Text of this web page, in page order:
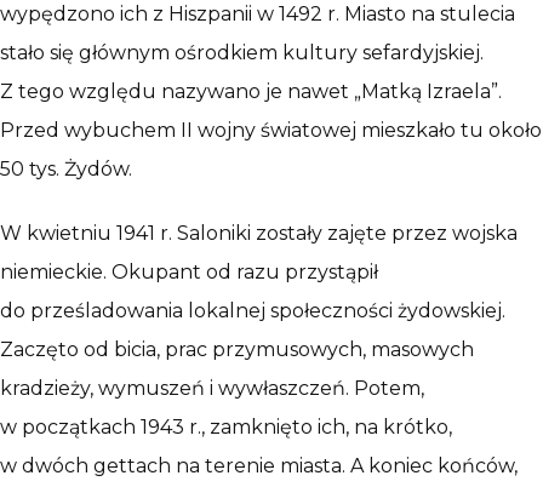
wypędzono ich z Hiszpanii w 1492 r. Miasto na stulecia
stało się głównym ośrodkiem kultury sefardyjskiej.
Z tego względu nazywano je nawet „Matką Izraela”.
Przed wybuchem II wojny światowej mieszkało tu około
50 tys. Żydów.
W kwietniu 1941 r. Saloniki zostały zajęte przez wojska
niemieckie. Okupant od razu przystąpił
do prześladowania lokalnej społeczności żydowskiej.
Zaczęto od bicia, prac przymusowych, masowych
kradzieży, wymuszeń i wywłaszczeń. Potem,
w początkach 1943 r., zamknięto ich, na krótko,
w dwóch gettach na terenie miasta. A koniec końców,